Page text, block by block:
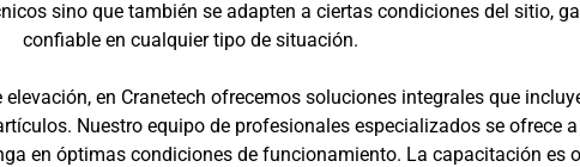
sino que también se adapten a ciertas condiciones del sitio,
confiable en cualquier tipo de situación.
en Cranetech ofrecemos soluciones integrales que
Nuestro equipo de profesionales especializados se ofrece
en óptimas condiciones de funcionamiento. La capacitación es